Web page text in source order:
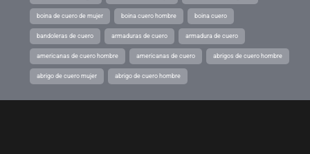
boina de cuero de mujer boina cuero hombre boina cuero
bandoleras de cuero armaduras de cuero armadura de cuero
americanas de cuero hombre americanas de cuero abrigos de cuero hombre
abrigo de cuero mujer abrigo de cuero hombre